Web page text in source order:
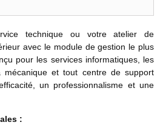
technique ou votre atelier de
avec le module de gestion le plus
pour les services informatiques, les
mécanique et tout centre de support
un professionnalisme et une
: